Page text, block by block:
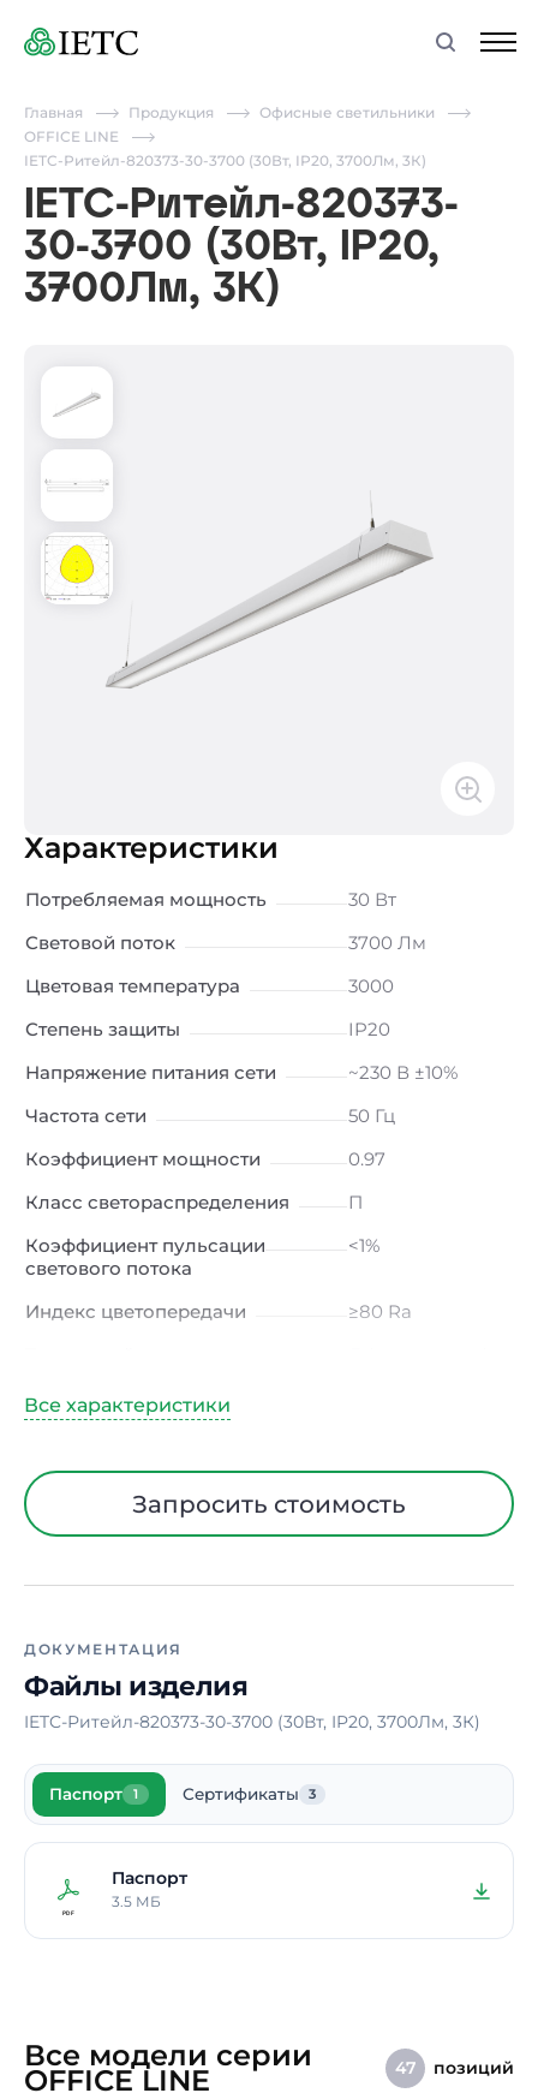
Главная Продукция
Офисные светильники
OFFICE LINE
IETC-Ритейл-820373-30-3700 (30Вт, IP20, 3700Лм, 3К)
IETC-Ритейл-820373-
30-3700 (30Вт, IP20,
3700Лм, 3К)
Характеристики
Потребляемая мощность
30 Вт
Световой поток
3700 Лм
Цветовая температура
3000
Степень защиты
IP20
Напряжение питания сети
~230 В ±10%
Частота сети
50 Гц
Коэффициент мощности
0.97
Класс светораспределения
П
Коэффициент пульсации
светового потока
<1%
Индекс цветопередачи
≥80 Ra
Угол рассеивания
Диапазон рабочих
температур
Класс защиты от
I
Материал корпуса
Блок аварийного питания
Подвесной
Длина
Ширина
Высота / Глубина
Масса
1,8 кг
Запросить стоимость
ДОКУМЕНТАЦИЯ
Файлы изделия
IETC-Ритейл-820373-30-3700 (30Вт, IP20, 3700Лм, 3К)
Паспорт 1 Сертификаты 3
Паспорт
3.5 МБ
Все модели серии
OFFICE LINE 47 позиций